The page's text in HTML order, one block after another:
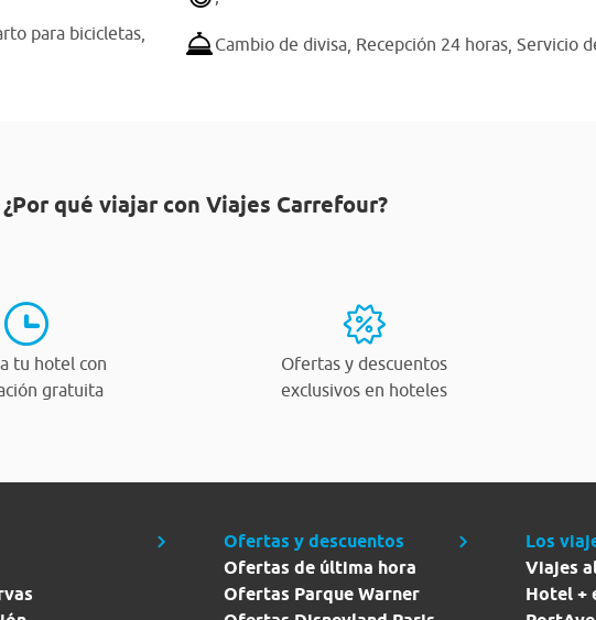
para bicicletas,
Cambio de divisa, Recepción 24 horas,Servicio
¿Por qué viajar con Viajes Carrefour?
tu hotel con
gratuita
Ofertas y descuentos
exclusivos en hoteles
Ofertas y descuentos
Ofertas de última hora
Ofertas Parque Warner
Los
Viajes
Hotel +